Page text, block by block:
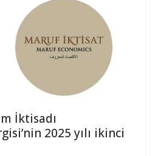
İktisadı
2025 yılı ikinci